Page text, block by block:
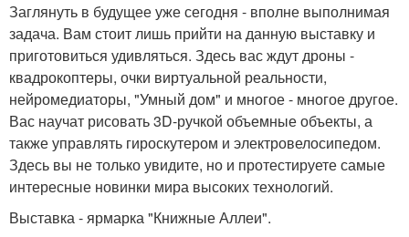
Заглянуть в будущее уже сегодня - вполне выполнимая
задача. Вам стоит лишь прийти на данную выставку и
приготовиться удивляться. Здесь вас ждут дроны -
квадрокоптеры, очки виртуальной реальности,
нейромедиаторы, "Умный дом" и многое - многое другое.
Вас научат рисовать 3D-ручкой объемные объекты, а
также управлять гироскутером и электровелосипедом.
Здесь вы не только увидите, но и протестируете самые
интересные новинки мира высоких технологий.
Выставка - ярмарка "Книжные Аллеи".